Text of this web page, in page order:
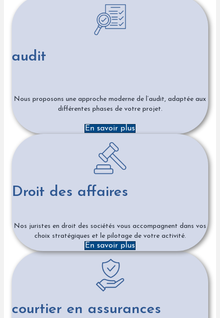
audit
Nous proposons une approche moderne de l’audit, adaptée aux
différentes phases de votre projet.
En savoir plus
Droit des affaires
Nos juristes en droit des sociétés vous accompagnent dans vos
choix stratégiques et le pilotage de votre activité.
En savoir plus
courtier en assurances